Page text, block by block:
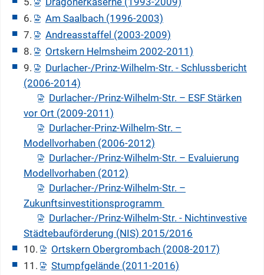
6.
Am Saalbach (1996-2003)
7.
Andreasstaffel (2003-2009)
8.
Ortskern Helmsheim 2002-2011)
9.
Durlacher-/Prinz-Wilhelm-Str. - Schlussbericht
(2006-2014)
Durlacher-/Prinz-Wilhelm-Str. – ESF Stärken
vor Ort (2009-2011)
Durlacher-Prinz-Wilhelm-Str. –
Modellvorhaben (2006-2012)
Durlacher-/Prinz-Wilhelm-Str. – Evaluierung
Modellvorhaben (2012)
Durlacher-/Prinz-Wilhelm-Str. –
Zukunftsinvestitionsprogramm
Durlacher-/Prinz-Wilhelm-Str. - Nichtinvestive
Städtebauförderung (NIS) 2015/2016
10.
Ortskern Obergrombach (2008-2017)
11.
Stumpfgelände (2011-2016)